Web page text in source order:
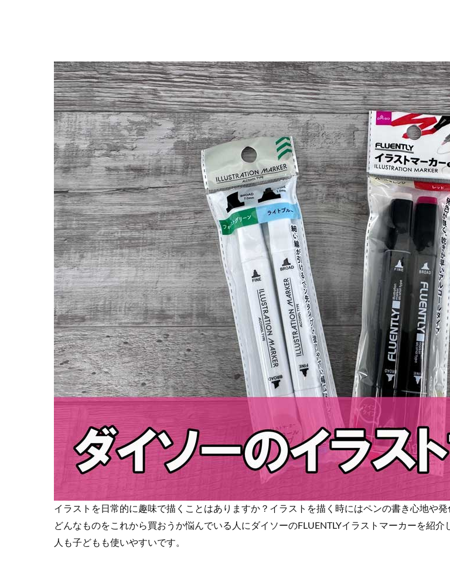
イラストを日常的に趣味で描くことはありますか？イラストを描く時にはペンの書き心地や
どんなものをこれから買おうか悩んでいる人にダイソーのFLUENTLYイラストマーカーを紹
人も子どもも使いやすいです。